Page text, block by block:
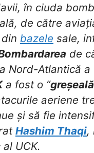
în ciuda
de către
bazele sale,
de
Nord-Atlantică a
a fost o “
aeriene
și să fie
Hashim Thaqi,
UCK.